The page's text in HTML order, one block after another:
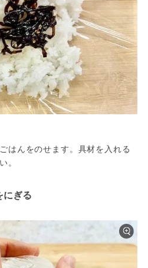
はんをのせます。具材を入れる
。
にぎる